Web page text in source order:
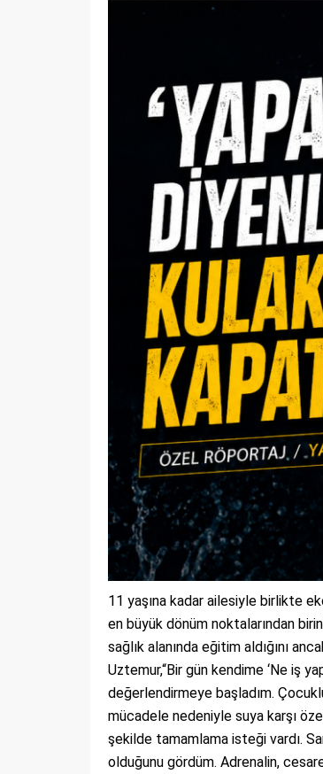
11 yaşına kadar ailesiyle birlikte
en büyük dönüm noktalarından
sağlık alanında eğitim aldığını
Uztemur,“Bir gün kendime ‘Ne iş
değerlendirmeye başladım.
mücadele nedeniyle suya karşı
şekilde tamamlama isteği vardı.
olduğunu gördüm. Adrenalin,